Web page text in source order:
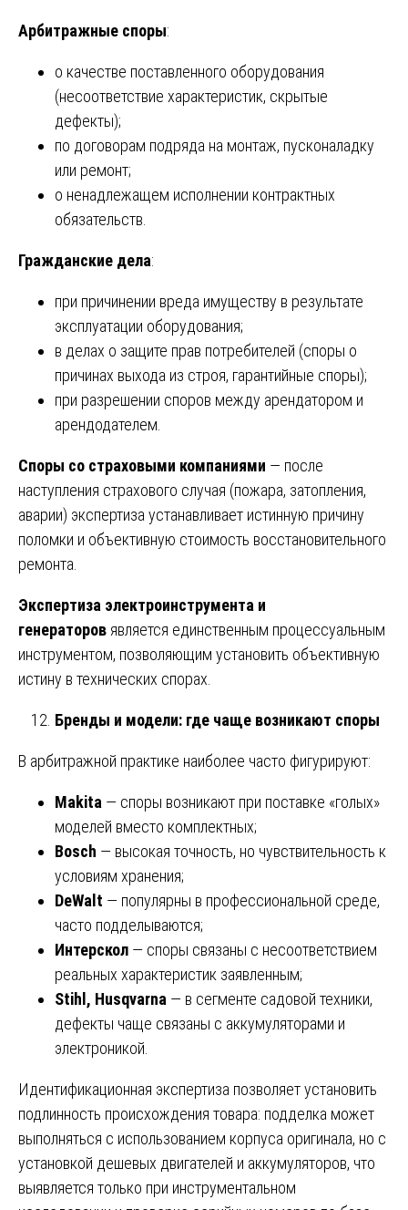
Арбитражные споры:
о качестве поставленного оборудования
(несоответствие характеристик, скрытые
дефекты);
по договорам подряда на монтаж, пусконаладку
или ремонт;
о ненадлежащем исполнении контрактных
обязательств.
Гражданские дела:
при причинении вреда имуществу в результате
эксплуатации оборудования;
в делах о защите прав потребителей (споры о
причинах выхода из строя, гарантийные споры);
при разрешении споров между арендатором и
арендодателем.
Споры со страховыми компаниями — после
наступления страхового случая (пожара, затопления,
аварии) экспертиза устанавливает истинную причину
поломки и объективную стоимость восстановительного
ремонта.
Экспертиза электроинструмента и
генераторов является единственным процессуальным
инструментом, позволяющим установить объективную
истину в технических спорах.
Бренды и модели: где чаще возникают споры
В арбитражной практике наиболее часто фигурируют:
Makita — споры возникают при поставке «голых»
моделей вместо комплектных;
Bosch — высокая точность, но чувствительность к
условиям хранения;
DeWalt — популярны в профессиональной среде,
часто подделываются;
Интерскол — споры связаны с несоответствием
реальных характеристик заявленным;
Stihl, Husqvarna — в сегменте садовой техники,
дефекты чаще связаны с аккумуляторами и
электроникой.
Идентификационная экспертиза позволяет установить
подлинность происхождения товара: подделка может
выполняться с использованием корпуса оригинала, но с
установкой дешевых двигателей и аккумуляторов, что
выявляется только при инструментальном